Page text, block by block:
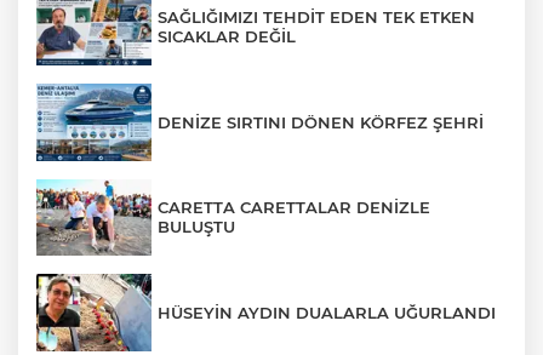
SAĞLIĞIMIZI TEHDİT EDEN TEK ETKEN
SICAKLAR DEĞİL
DENİZE SIRTINI DÖNEN KÖRFEZ ŞEHRİ
CARETTA CARETTALAR DENİZLE
BULUŞTU
HÜSEYİN AYDIN DUALARLA UĞURLANDI